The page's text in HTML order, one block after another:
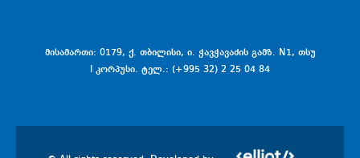
მისამართი: 0179, ქ. თბილისი, ი. ჭავჭავაძის გამზ. N1, თსუ
I კორპუსი. ტელ.: (+995 32) 2 25 04 84